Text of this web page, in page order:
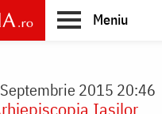
Meniu
2015 20:46
Iaşilor